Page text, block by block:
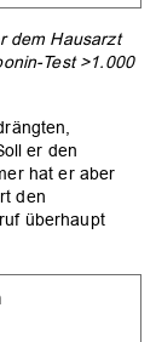
dem Hausarzt
Test >1.000
er den
hat er aber
den
überhaupt